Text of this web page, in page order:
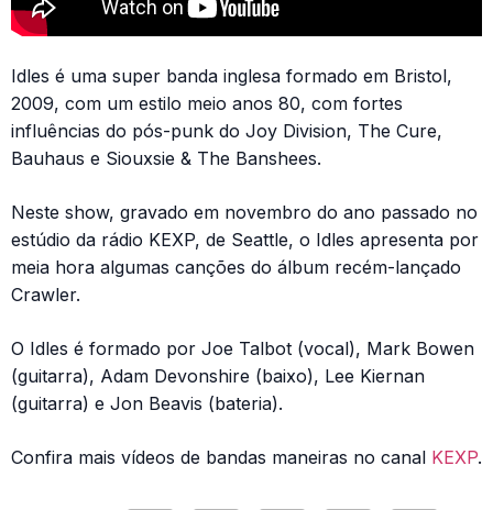
Idles é uma super banda inglesa formado em Bristol,
2009, com um estilo meio anos 80, com fortes
influências do pós-punk do Joy Division, The Cure,
Bauhaus e Siouxsie & The Banshees.
Neste show, gravado em novembro do ano passado no
estúdio da rádio KEXP, de Seattle, o Idles apresenta por
meia hora algumas canções do álbum recém-lançado
Crawler.
O Idles é formado por Joe Talbot (vocal), Mark Bowen
(guitarra), Adam Devonshire (baixo), Lee Kiernan
(guitarra) e Jon Beavis (bateria).
Confira mais vídeos de bandas maneiras no canal KEXP.